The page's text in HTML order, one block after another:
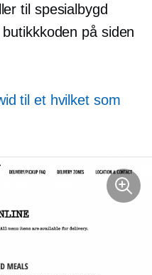
til spesialbygd
på siden
til et hvilket som